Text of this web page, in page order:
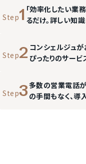
Step1 「効率化したい業務
るだけ。詳しい知
Step2 コンシェルジュ
ぴったりのサービ
Step3多数の営業電話
の手間もなく、導